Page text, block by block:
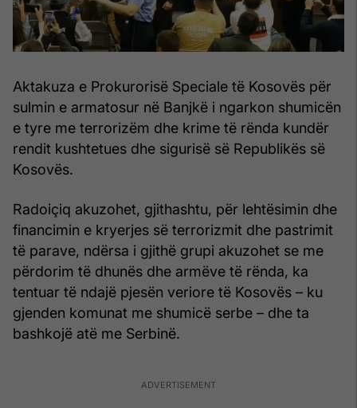
Aktakuza e Prokurorisë Speciale të Kosovës për
sulmin e armatosur në Banjkë i ngarkon shumicën
e tyre me terrorizëm dhe krime të rënda kundër
rendit kushtetues dhe sigurisë së Republikës së
Kosovës.
Radoiçiq akuzohet, gjithashtu, për lehtësimin dhe
financimin e kryerjes së terrorizmit dhe pastrimit
të parave, ndërsa i gjithë grupi akuzohet se me
përdorim të dhunës dhe armëve të rënda, ka
tentuar të ndajë pjesën veriore të Kosovës – ku
gjenden komunat me shumicë serbe – dhe ta
bashkojë atë me Serbinë.